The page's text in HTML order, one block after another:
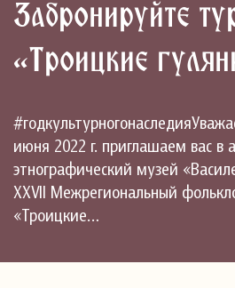
Забронируйте
«Троицкие
июня 2022 г. приглашаем вас в
этнографический музей
XXVII Межрегиональный
«Троицкие…